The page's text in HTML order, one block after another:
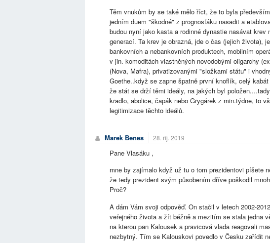
Těm vnukům by se také mělo říct, že to byla
jedním duem "škodné" z prognosťáku nasadit a
budou nyní jako kasta a rodinné dynastie nasávat
generací. Ta krev je obrazná, jde o čas (jejich života),
bankovních a nebankovních produktech, mobilním
v jin. komoditách vlastněných novodobými oligarchy
(Nova, Mafra), privatizovanými "složkami státu" i
Goethe..když se zapne špatně první knoflík, celý
že stát se drží těmi ideály, na jakých byl
kradlo, abolice, čapák nebo Grygárek z min.týdne, to
legitimizace těchto ideálů.
Marek Benes 28. říj. 2019
Pane Vlasáku ,
mne by zajímalo když už tu o tom prezidentovi píšete
že tedy prezident svým působením dříve poškodil
Proč?
A dám Vám svoji odpověď. On stačil v letech 2002-
veŕejného života a žít béžně a mezitím se stala jedna
na kterou pan Kalousek a pravicová vlada reagovali
nezbytný. Tím se Kalouskovi povedlo v Česku zařídit